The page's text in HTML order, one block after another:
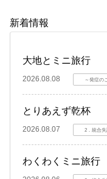
新着情報
大地とミニ旅行
2026.08.08 ～発症の
とりあえず乾杯
2026.08.07 2．統合
わくわくミニ旅行